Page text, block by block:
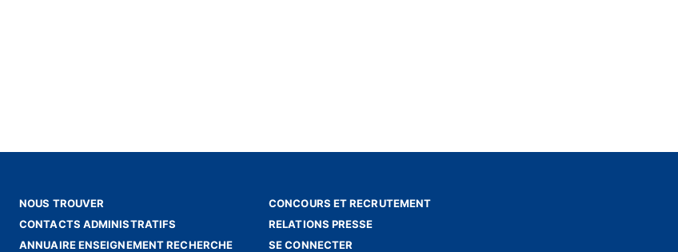
NOUS TROUVER
CONTACTS ADMINISTRATIFS
ANNUAIRE ENSEIGNEMENT RECHERCHE
CONCOURS ET RECRUTEMENT
RELATIONS PRESSE
SE CONNECTER